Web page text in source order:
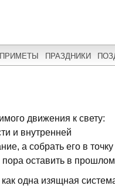
ПРИМЕТЫ ПРАЗДНИКИ
движения к свету:
и внутренней
а собрать его в точку
пора оставить в
одна изящная